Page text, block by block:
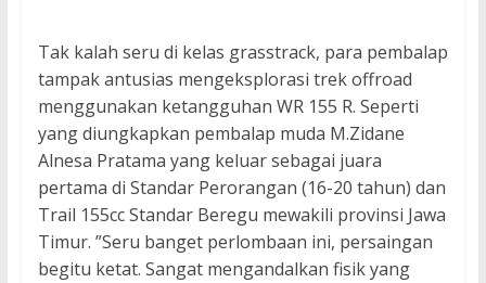
Tak kalah seru di kelas grasstrack, para pembalap
tampak antusias mengeksplorasi trek offroad
menggunakan ketangguhan WR 155 R. Seperti
yang diungkapkan pembalap muda M.Zidane
Alnesa Pratama yang keluar sebagai juara
pertama di Standar Perorangan (16-20 tahun) dan
Trail 155cc Standar Beregu mewakili provinsi Jawa
Timur. ”Seru banget perlombaan ini, persaingan
begitu ketat. Sangat mengandalkan fisik yang